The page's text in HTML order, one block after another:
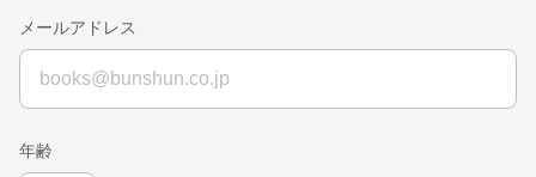
メールアドレス
年齢